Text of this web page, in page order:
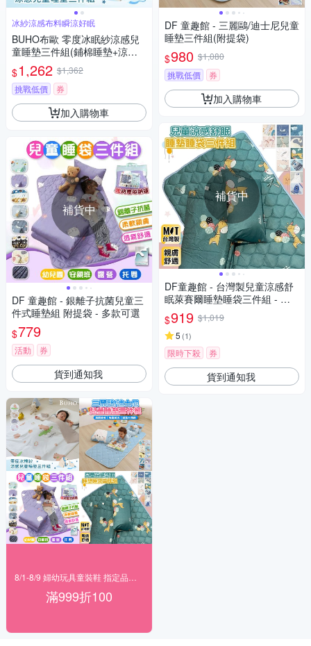
冰紗涼感布料瞬涼好眠
BUHO布歐 零度冰眠紗涼感兒
童睡墊三件組(鋪棉睡墊+涼被
+記憶枕)(多款任選)
$1,262 $1,362
挑戰低價
券
加入購物車
補貨中
DF 童趣館 - 銀離子抗菌兒童三
件式睡墊組 附提袋 - 多款可選
$779
活動 券
貨到通知我
滿999折100
DF 童趣館 - 三麗鷗/迪士尼兒童
睡墊三件組(附提袋)
$980 $1,080
挑戰低價
券
加入購物車
補貨中
DF童趣館 - 台灣製兒童涼感舒
眠萊賽爾睡墊睡袋三件組 - 多
款可選
$919 $1,019
5 (1)
限時下殺 券
貨到通知我